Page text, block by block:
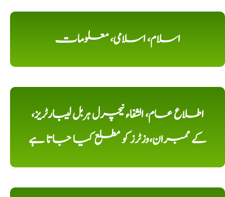
اسلام، اسلامی، معلومات
اطلاع عام، الشفاء نیچرل ہربل لیبارٹریز،
کے ممبران،وزٹرز کو مطلع کیا جاتا ہے